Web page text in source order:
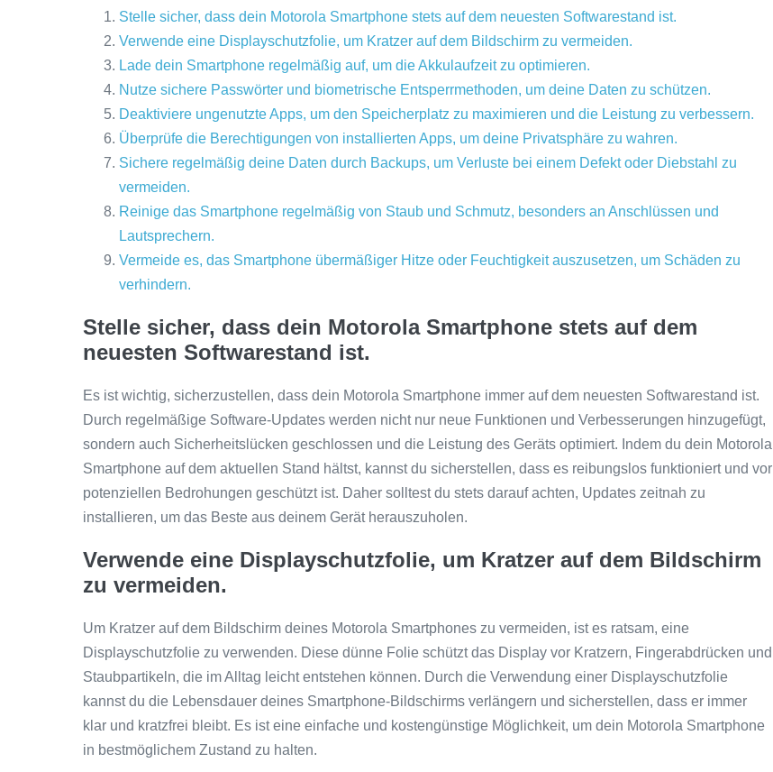
Stelle sicher, dass dein Motorola Smartphone stets auf dem neuesten Softwarestand ist.
Verwende eine Displayschutzfolie, um Kratzer auf dem Bildschirm zu vermeiden.
Lade dein Smartphone regelmäßig auf, um die Akkulaufzeit zu optimieren.
Nutze sichere Passwörter und biometrische Entsperrmethoden, um deine Daten zu schützen.
Deaktiviere ungenutzte Apps, um den Speicherplatz zu maximieren und die Leistung zu verbessern.
Überprüfe die Berechtigungen von installierten Apps, um deine Privatsphäre zu wahren.
Sichere regelmäßig deine Daten durch Backups, um Verluste bei einem Defekt oder Diebstahl zu
vermeiden.
Reinige das Smartphone regelmäßig von Staub und Schmutz, besonders an Anschlüssen und
Lautsprechern.
Vermeide es, das Smartphone übermäßiger Hitze oder Feuchtigkeit auszusetzen, um Schäden zu
verhindern.
Stelle sicher, dass dein Motorola Smartphone stets auf dem
neuesten Softwarestand ist.
Es ist wichtig, sicherzustellen, dass dein Motorola Smartphone immer auf dem neuesten Softwarestand ist.
Durch regelmäßige Software-Updates werden nicht nur neue Funktionen und Verbesserungen hinzugefügt,
sondern auch Sicherheitslücken geschlossen und die Leistung des Geräts optimiert. Indem du dein Motorola
Smartphone auf dem aktuellen Stand hältst, kannst du sicherstellen, dass es reibungslos funktioniert und vor
potenziellen Bedrohungen geschützt ist. Daher solltest du stets darauf achten, Updates zeitnah zu
installieren, um das Beste aus deinem Gerät herauszuholen.
Verwende eine Displayschutzfolie, um Kratzer auf dem Bildschirm
zu vermeiden.
Um Kratzer auf dem Bildschirm deines Motorola Smartphones zu vermeiden, ist es ratsam, eine
Displayschutzfolie zu verwenden. Diese dünne Folie schützt das Display vor Kratzern, Fingerabdrücken und
Staubpartikeln, die im Alltag leicht entstehen können. Durch die Verwendung einer Displayschutzfolie
kannst du die Lebensdauer deines Smartphone-Bildschirms verlängern und sicherstellen, dass er immer
klar und kratzfrei bleibt. Es ist eine einfache und kostengünstige Möglichkeit, um dein Motorola Smartphone
in bestmöglichem Zustand zu halten.